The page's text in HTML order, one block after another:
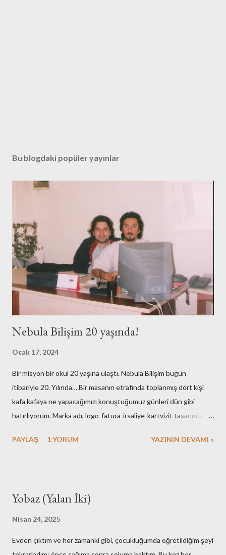
Bu blogdaki popüler yayınlar
Nebula Bilişim 20 yaşında!
Ocak 17, 2024
Bir misyon bir okul 20 yaşına ulaştı. Nebula Bilişim bugün
itibariyle 20. Yılında… Bir masanın etrafında toplanmış dört kişi
kafa kafaya ne yapacağımızı konuştuğumuz günleri dün gibi
hatırlıyorum. Marka adı, logo-fatura-irsaliye-kartvizit tasarımları,
gerekli resmi hazırlıklar. Neredeyse tüm işlemleri kendimiz yaptık.
taşıyışım ve aylarca onları kullandığımız hala hatırımda. Mesela
adam etmek için az çaba sarf etmedik. Mutfak gereçlerimizi temiz
PAYLAŞ 1 YORUM YAZININ DEVAMI »
Yobaz (Yalan İki)
Nisan 24, 2025
Evden çıktım ve her zamanki gibi, çocukluğumda öğretildiğim şeyi